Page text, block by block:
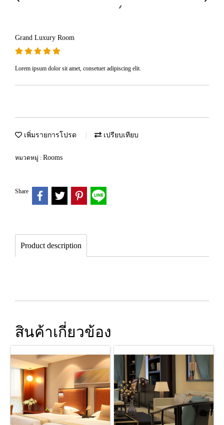
Grand Luxury Room
Lorem ipsum dolor sit amet, consetuer adipiscing elit.
เพิ่มรายการโปรด เปรียบเทียบ
หมวดหมู่ : Rooms
Share
Product description
สินค้าเกี่ยวข้อง